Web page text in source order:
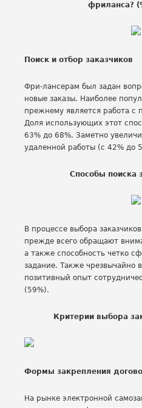
фриланса?
Поиск и отбор заказчиков
Фри-лансерам был задан
новые заказы. Наиболее
прежнему является работа с
Доля использующих этот
63% до 68%. Заметно
удаленной работы (с 42% до
Способы поиска
В процессе выбора
прежде всего обращают
а также способность четко
задание. Также чрезвычайно
позитивный опыт
(59%).
Критерии выбора
Формы закрепления
На рынке электронной